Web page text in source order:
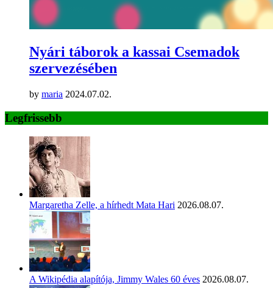
Nyári táborok a kassai Csemadok
szervezésében
by maria 2024.07.02.
Legfrissebb
Margaretha Zelle, a hírhedt Mata Hari 2026.08.07.
A Wikipédia alapítója, Jimmy Wales 60 éves 2026.08.07.